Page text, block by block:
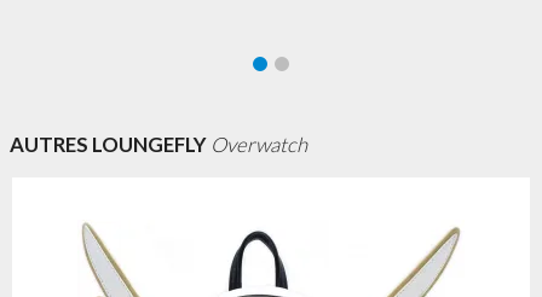
AUTRES LOUNGEFLY Overwatch